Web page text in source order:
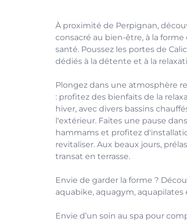
À proximité de Perpignan,
consacré au bien-être, à la
santé. Poussez les portes de
dédiés à la détente et à la
Plongez dans une atmosphère
: profitez des bienfaits de la
hiver, avec divers bassins
l'extérieur. Faites une pause
hammams et profitez
revitaliser. Aux beaux jours,
transat en terrasse.
Envie de garder la forme ?
aquabike, aquagym,
Envie d’un soin au spa pour